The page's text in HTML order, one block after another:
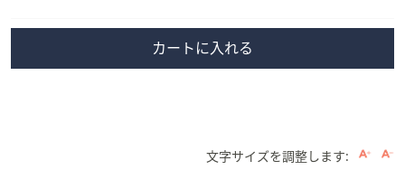
カートに入れる
文字サイズを調整します: